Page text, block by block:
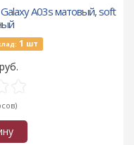
A03s матовый, soft
1 шт